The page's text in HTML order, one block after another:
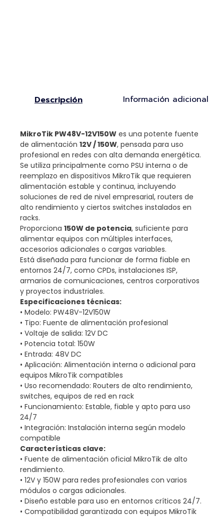
Descripción Información adicional
MikroTik PW48V-12V150W es una potente fuente
de alimentación 12V / 150W, pensada para uso
profesional en redes con alta demanda energética.
Se utiliza principalmente como PSU interna o de
reemplazo en dispositivos MikroTik que requieren
alimentación estable y continua, incluyendo
soluciones de red de nivel empresarial, routers de
alto rendimiento y ciertos switches instalados en
racks.
Proporciona 150W de potencia, suficiente para
alimentar equipos con múltiples interfaces,
accesorios adicionales o cargas variables.
Está diseñada para funcionar de forma fiable en
entornos 24/7, como CPDs, instalaciones ISP,
armarios de comunicaciones, centros corporativos
y proyectos industriales.
Especificaciones técnicas:
• Modelo: PW48V-12V150W
• Tipo: Fuente de alimentación profesional
• Voltaje de salida: 12V DC
• Potencia total: 150W
• Entrada: 48V DC
• Aplicación: Alimentación interna o adicional para
equipos MikroTik compatibles
• Uso recomendado: Routers de alto rendimiento,
switches, equipos de red en rack
• Funcionamiento: Estable, fiable y apto para uso
24/7
• Integración: Instalación interna según modelo
compatible
Características clave:
• Fuente de alimentación oficial MikroTik de alto
rendimiento.
• 12V y 150W para redes profesionales con varios
módulos o cargas adicionales.
• Diseño estable para uso en entornos críticos 24/7.
• Compatibilidad garantizada con equipos MikroTik